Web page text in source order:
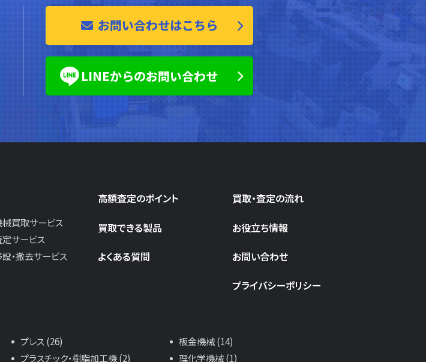
お問い合わせはこちら
LINEからのお問い合わせ
買取サービス
サービス
・撤去サービス
高額査定のポイント
買取できる製品
よくある質問
買取・査定の流れ
お役立ち情報
お問い合わせ
プライバシーポリシー
プレス (26)
板金機械 (14)
プラスチック・樹脂加工機 (2) 理化学機械 (1)